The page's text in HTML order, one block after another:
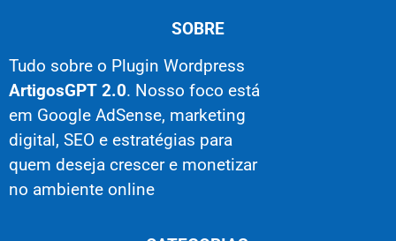
SOBRE
Tudo sobre o Plugin Wordpress
ArtigosGPT 2.0. Nosso foco está
em Google AdSense, marketing
digital, SEO e estratégias para
quem deseja crescer e monetizar
no ambiente online